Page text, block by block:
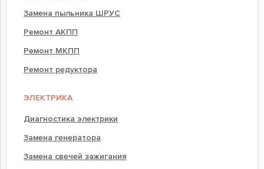
Замена пыльника ШРУС
Ремонт АКПП
Ремонт МКПП
Ремонт редуктора
ЭЛЕКТРИКА
Диагностика электрики
Замена генератора
Замена свечей зажигания